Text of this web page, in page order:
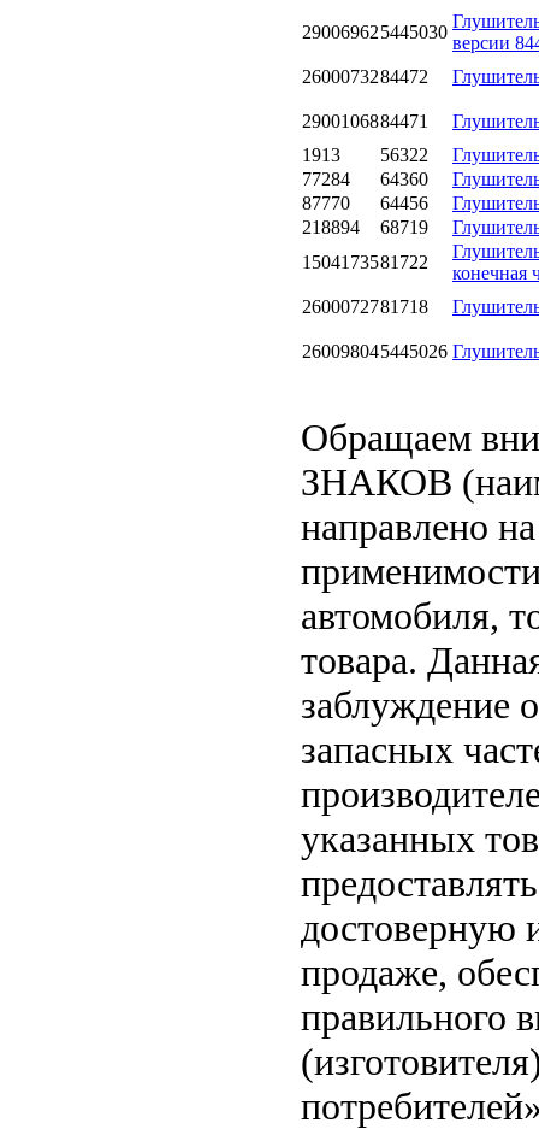
290069625445030
версии
2600073284472
2900106884471
1913
56322
77284
64360
87770
64456
218894
68719
1504173581722
конечная
2600072781718
260098045445026
Обращаем
ЗНАКОВ
направлено
автомобиля,
товара.
заблуждение
запасных
указанных
достоверную
продаже,
правильного